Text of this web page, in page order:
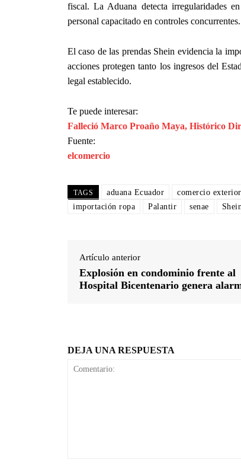
fiscal. La Aduana detecta irregularidades
personal capacitado en controles concurrentes.
El caso de las prendas Shein evidencia la
acciones protegen tanto los ingresos del
legal establecido.
Te puede interesar:
Falleció Marco Proaño Maya, Histórico
Fuente:
elcomercio
TAGS aduana Ecuador comercio exterior
importación ropa
Palantir senae Shein
Artículo anterior
Explosión en condominio frente al
Hospital Bicentenario genera
DEJA UNA RESPUESTA